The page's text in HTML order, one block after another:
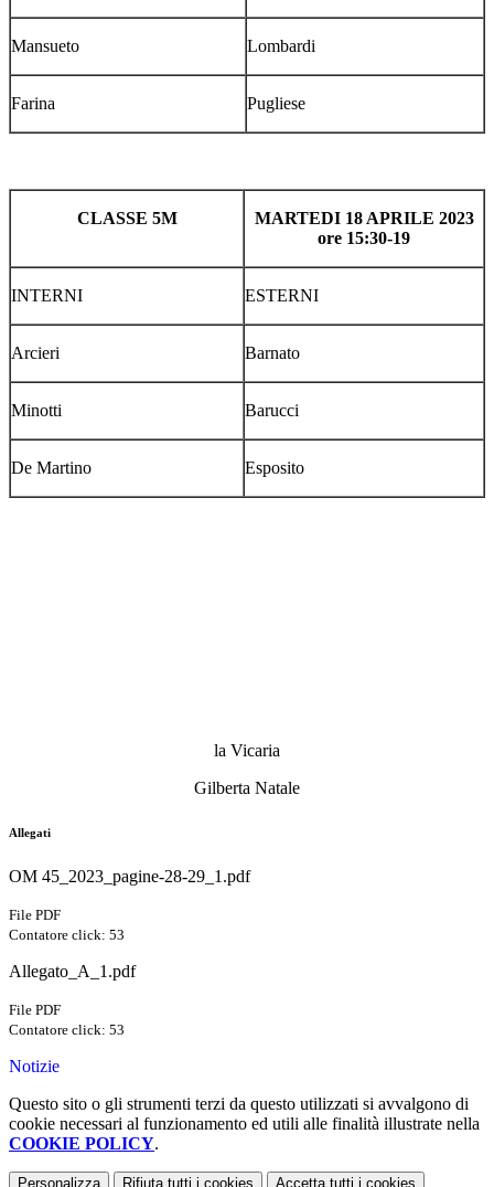
Mansueto Lombardi
Farina Pugliese
CLASSE 5M
MARTEDI 18 APRILE 2023
ore 15:30-19
INTERNI ESTERNI
Arcieri Barnato
Minotti Barucci
De Martino Esposito
la Vicaria
Gilberta Natale
Allegati
OM 45_2023_pagine-28-29_1.pdf
File PDF
Contatore click: 53
Allegato_A_1.pdf
File PDF
Contatore click: 53
Notizie
Questo sito o gli strumenti terzi da questo utilizzati si avvalgono di
cookie necessari al funzionamento ed utili alle finalità illustrate nella
COOKIE POLICY.
Personalizza Rifiuta tutti i cookies Accetta tutti i cookies